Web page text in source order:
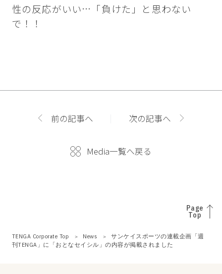
性の反応がいい…「負けた」と思わない
で！！
前の記事へ
Media一覧へ戻る
次の記事へ
Page
Top
TENGA Corporate Top News
サンケイスポーツの連載企画「週
刊TENGA」に「おとなセイシル」の内容が掲載されました